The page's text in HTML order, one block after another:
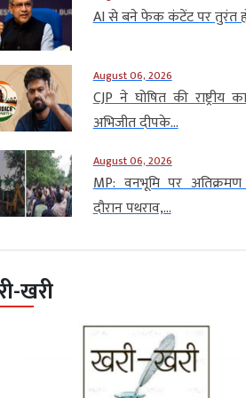
AI से बने फेक कंटेंट पर तुरंत
August 06, 2026
CJP ने घोषित की राष्ट्रीय
अभिजीत दीपके...
August 06, 2026
MP: वनभूमि पर
दौरान पथराव,...
खरी